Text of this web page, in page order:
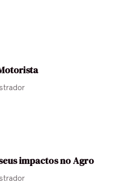
impactos no Agro